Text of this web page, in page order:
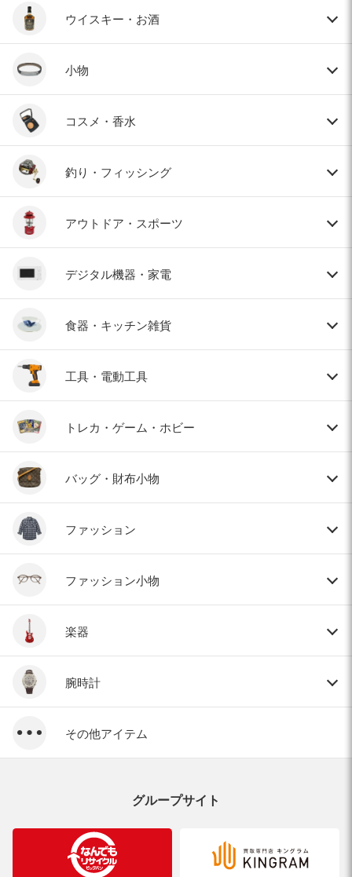
ウイスキー・お酒
小物
コスメ・香水
釣り・フィッシング
アウトドア・スポーツ
デジタル機器・家電
食器・キッチン雑貨
工具・電動工具
トレカ・ゲーム・ホビー
バッグ・財布小物
ファッション
ファッション小物
楽器
腕時計
その他アイテム
グループサイト